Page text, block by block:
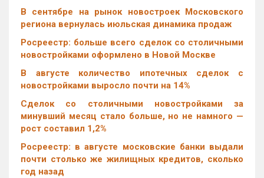
В сентябре на рынок новостроек Московского
региона вернулась июльская динамика продаж
Росреестр: больше всего сделок со столичными
новостройками оформлено в Новой Москве
В августе количество ипотечных сделок с
новостройками выросло почти на 14%
Cделок со столичными новостройками за
минувший месяц стало больше, но не намного —
рост составил 1,2%
Росреестр: в августе московские банки выдали
почти столько же жилищных кредитов, сколько
год назад